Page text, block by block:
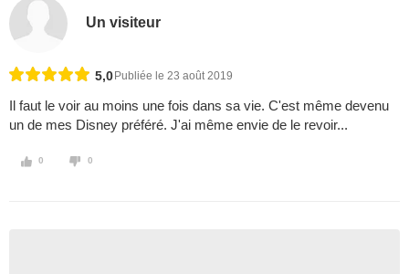
Un visiteur
5,0 Publiée le 23 août 2019
Il faut le voir au moins une fois dans sa vie. C'est même devenu
un de mes Disney préféré. J'ai même envie de le revoir...
0 0